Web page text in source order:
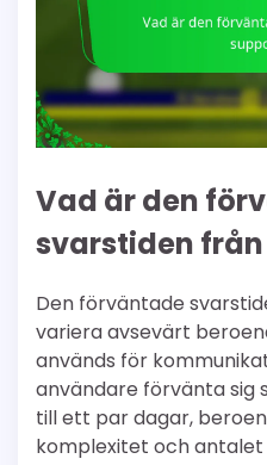
Vad är den
svarstiden
Den förväntade
variera avsevärt
används för
användare förvänta sig
till ett par dagar,
komplexitet och